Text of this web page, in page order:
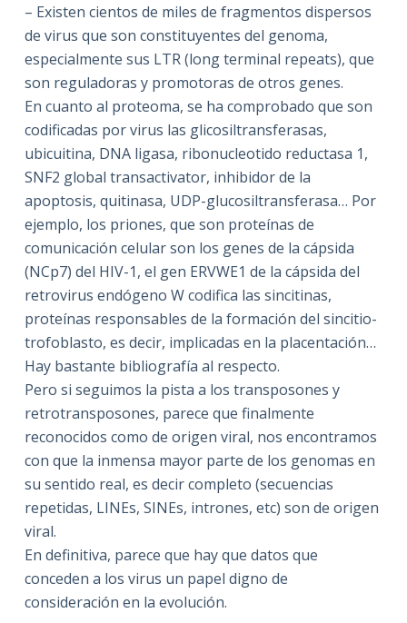
– Existen cientos de miles de fragmentos dispersos
de virus que son constituyentes del genoma,
especialmente sus LTR (long terminal repeats), que
son reguladoras y promotoras de otros genes.
En cuanto al proteoma, se ha comprobado que son
codificadas por virus las glicosiltransferasas,
ubicuitina, DNA ligasa, ribonucleotido reductasa 1,
SNF2 global transactivator, inhibidor de la
apoptosis, quitinasa, UDP-glucosiltransferasa… Por
ejemplo, los priones, que son proteínas de
comunicación celular son los genes de la cápsida
(NCp7) del HIV-1, el gen ERVWE1 de la cápsida del
retrovirus endógeno W codifica las sincitinas,
proteínas responsables de la formación del sincitio-
trofoblasto, es decir, implicadas en la placentación…
Hay bastante bibliografía al respecto.
Pero si seguimos la pista a los transposones y
retrotransposones, parece que finalmente
reconocidos como de origen viral, nos encontramos
con que la inmensa mayor parte de los genomas en
su sentido real, es decir completo (secuencias
repetidas, LINEs, SINEs, intrones, etc) son de origen
viral.
En definitiva, parece que hay que datos que
conceden a los virus un papel digno de
consideración en la evolución.